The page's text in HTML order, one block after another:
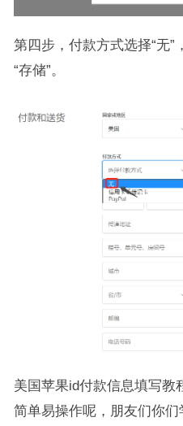
第四步，付款方式选择“无
“存储”。
美国苹果id付款信息填写教
简单易操作呢，朋友们你